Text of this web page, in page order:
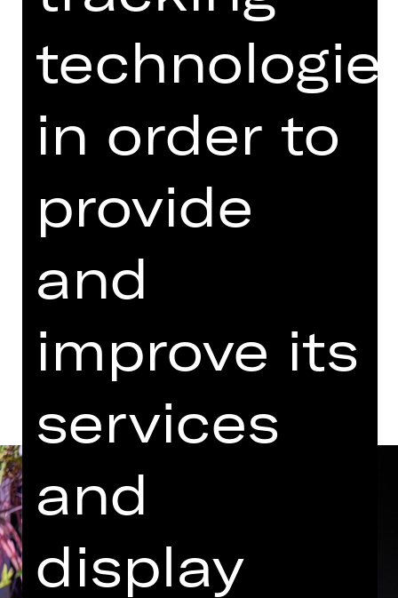
Text, Regie, Performance: Rania Mleihi
08.00 PM - 09.30 PM
Performance
XRT 3. Etage
Description
in order to
provide
and
improve its
services
and
display